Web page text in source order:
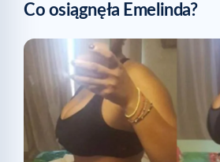
Co osiągnęła Emelinda?